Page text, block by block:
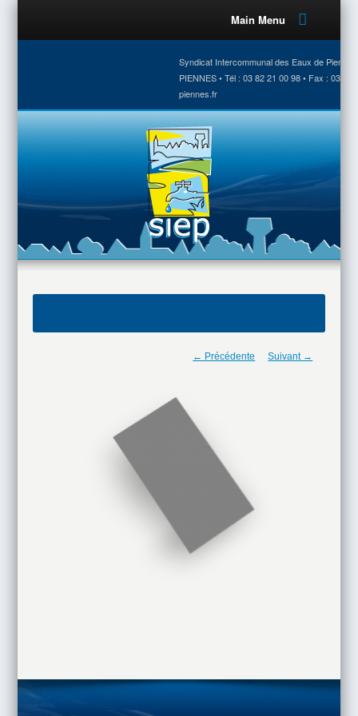
Main Menu
Syndicat Intercommunal des Eaux de
PIENNES • Tél : 03 82 21 00 98 • Fax : 03
piennes.fr
← Précédente Suivant →